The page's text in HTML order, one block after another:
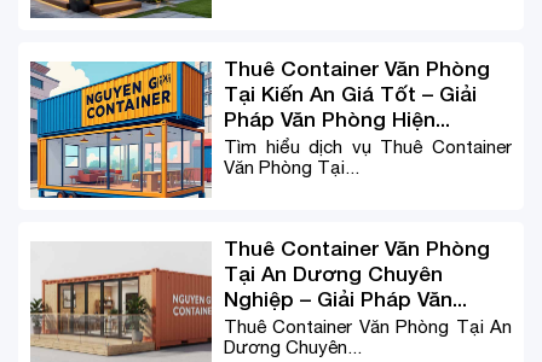
Thuê Container Văn Phòng
Tại Kiến An Giá Tốt – Giải
Pháp Văn Phòng Hiện...
Tìm hiểu dịch vụ Thuê Container
Văn Phòng Tại...
Thuê Container Văn Phòng
Tại An Dương Chuyên
Nghiệp – Giải Pháp Văn...
Thuê Container Văn Phòng Tại An
Dương Chuyên...